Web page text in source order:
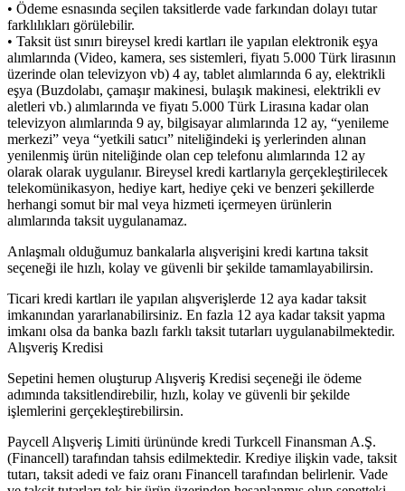
• Ödeme esnasında seçilen taksitlerde vade farkından dolayı tutar
farklılıkları görülebilir.
• Taksit üst sınırı bireysel kredi kartları ile yapılan elektronik eşya
alımlarında (Video, kamera, ses sistemleri, fiyatı 5.000 Türk lirasının
üzerinde olan televizyon vb) 4 ay, tablet alımlarında 6 ay, elektrikli
eşya (Buzdolabı, çamaşır makinesi, bulaşık makinesi, elektrikli ev
aletleri vb.) alımlarında ve fiyatı 5.000 Türk Lirasına kadar olan
televizyon alımlarında 9 ay, bilgisayar alımlarında 12 ay, “yenileme
merkezi” veya “yetkili satıcı” niteliğindeki iş yerlerinden alınan
yenilenmiş ürün niteliğinde olan cep telefonu alımlarında 12 ay
olarak olarak uygulanır. Bireysel kredi kartlarıyla gerçekleştirilecek
telekomünikasyon, hediye kart, hediye çeki ve benzeri şekillerde
herhangi somut bir mal veya hizmeti içermeyen ürünlerin
alımlarında taksit uygulanamaz.
Anlaşmalı olduğumuz bankalarla alışverişini kredi kartına taksit
seçeneği ile hızlı, kolay ve güvenli bir şekilde tamamlayabilirsin.
Ticari kredi kartları ile yapılan alışverişlerde 12 aya kadar taksit
imkanından yararlanabilirsiniz. En fazla 12 aya kadar taksit yapma
imkanı olsa da banka bazlı farklı taksit tutarları uygulanabilmektedir.
Alışveriş Kredisi
Sepetini hemen oluşturup Alışveriş Kredisi seçeneği ile ödeme
adımında taksitlendirebilir, hızlı, kolay ve güvenli bir şekilde
işlemlerini gerçekleştirebilirsin.
Paycell Alışveriş Limiti ürününde kredi Turkcell Finansman A.Ş.
(Financell) tarafından tahsis edilmektedir. Krediye ilişkin vade, taksit
tutarı, taksit adedi ve faiz oranı Financell tarafından belirlenir. Vade